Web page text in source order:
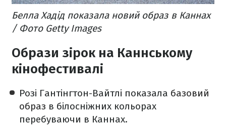
Белла Хадід показала новий образ в Каннах
/ Фото Getty Images
Образи зірок на Каннському
кінофестивалі
Розі Гантінгтон-Вайтлі показала базовий
образ в білосніжних кольорах
перебуваючи в Каннах.